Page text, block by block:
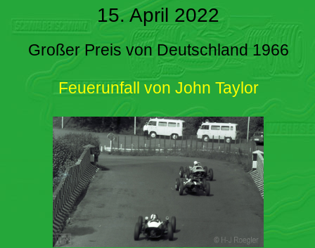
15. April 2022
Großer Preis von Deutschland 1966
Feuerunfall von John Taylor